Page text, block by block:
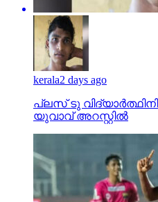
kerala2 days ago
പ്ലസ് ടു
യുവാവ് അറസ്റ്റില്‍